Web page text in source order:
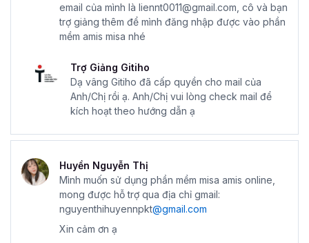
email của mình là liennt0011@gmail.com, cô và bạn
trợ giảng thêm để mình đăng nhập được vào phần
mềm amis misa nhé
Trợ Giảng Gitiho
Dạ vâng Gitiho đã cấp quyền cho mail của
Anh/Chị rồi ạ. Anh/Chị vui lòng check mail để
kích hoạt theo hướng dẫn ạ
Huyền Nguyễn Thị
Mình muốn sử dụng phần mềm misa amis online,
mong được hỗ trợ qua địa chỉ gmail:
nguyenthihuyennpkt@gmail.com
Xin cảm ơn ạ